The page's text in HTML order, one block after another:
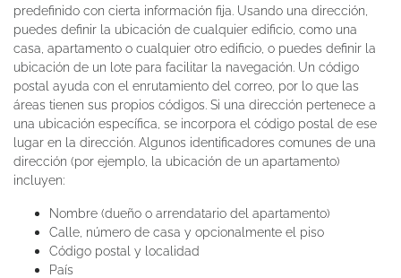
predefinido con cierta información fija. Usando una dirección,
puedes definir la ubicación de cualquier edificio, como una
casa, apartamento o cualquier otro edificio, o puedes definir la
ubicación de un lote para facilitar la navegación. Un código
postal ayuda con el enrutamiento del correo, por lo que las
áreas tienen sus propios códigos. Si una dirección pertenece a
una ubicación específica, se incorpora el código postal de ese
lugar en la dirección. Algunos identificadores comunes de una
dirección (por ejemplo, la ubicación de un apartamento)
incluyen:
Nombre (dueño o arrendatario del apartamento)
Calle, número de casa y opcionalmente el piso
Código postal y localidad
País